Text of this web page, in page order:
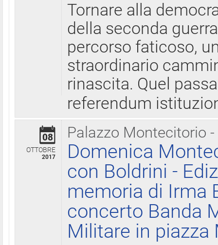
Tornare alla
della seconda
percorso faticoso,
straordinario
rinascita. Quel
referendum
Palazzo Montecitorio
08
OTTOBRE
2017
Domenica
con Boldrini -
memoria di Irma
concerto Banda
Militare in